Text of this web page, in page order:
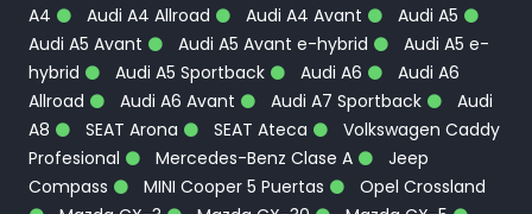
A4
Audi A4 Allroad Audi A4 Avant
Audi A5
Audi A5 Avant
Audi A5 Avant e-hybrid
Audi A5 e-
hybrid
Audi A5 Sportback Audi A6
Audi A6
Allroad
Audi A6 Avant Audi A7 Sportback
Audi
A8
SEAT Arona SEAT Ateca
Volkswagen Caddy
Profesional
Mercedes-Benz Clase A
Jeep
Compass
MINI Cooper 5 Puertas
Opel Crossland